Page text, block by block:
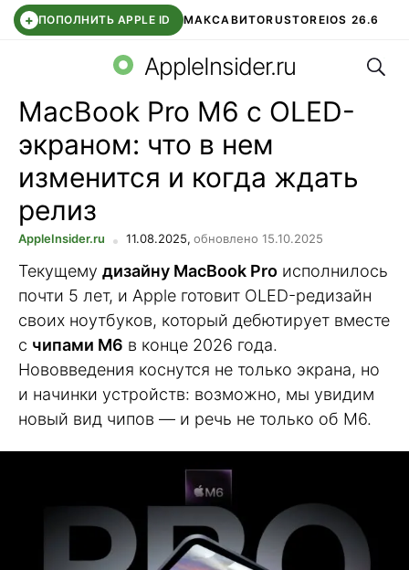
+ ПОПОЛНИТЬ APPLE ID МАКСАВИТОRUSTOREIOS 26.6
СБЕР КИДС ВТБ ОНЛАЙН ЧАТ В ROBLOX
AppleInsider.ru
MacBook Pro M6 с OLED-
экраном: что в нем
изменится и когда ждать
релиз
AppleInsider.ru 11.08.2025, обновлено 15.10.2025
Текущему дизайну MacBook Pro исполнилось
почти 5 лет, и Apple готовит OLED-редизайн
своих ноутбуков, который дебютирует вместе
с чипами M6 в конце 2026 года.
Нововведения коснутся не только экрана, но
и начинки устройств: возможно, мы увидим
новый вид чипов — и речь не только об M6.